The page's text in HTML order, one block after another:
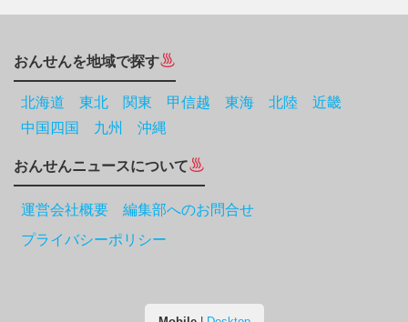
おんせんを地域で探す
北海道 東北 関東 甲信越 東海 北陸
近畿
中国四国
九州 沖縄
おんせんニュースについて
運営会社概要 編集部へのお問合せ
プライバシーポリシー